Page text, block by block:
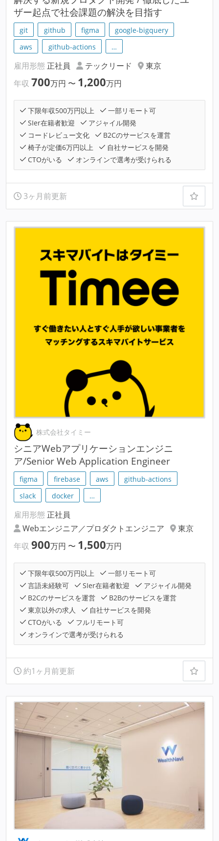
ザー起点で社会課題の解決を目指す
git github figma
google-bigquery
aws
github-actions …
雇用形態 正社員 テックリード
東京
年収 700万円 〜 1,200万円
下限年収500万円以上
一部リモート可
SIer在籍者歓迎
アジャイル開発
コードレビュー文化
B2Cのサービスを運営
椅子が定価6万円以上
自社サービスを開発
CTOがいる
オンラインで選考が受けられる
3ヶ月前更新
株式会社タイミー
シニアWebアプリケーションエンジニ
ア/Senior Web Application Engineer
figma firebase aws
github-actions
slack
docker …
雇用形態 正社員
Webエンジニア／プロダクトエンジニア
東京
年収 900万円 〜 1,500万円
下限年収500万円以上
一部リモート可
言語未経験可
SIer在籍者歓迎
アジャイル開発
B2Cのサービスを運営
B2Bのサービスを運営
東京以外の求人
自社サービスを開発
CTOがいる
フルリモート可
オンラインで選考が受けられる
約1ヶ月前更新